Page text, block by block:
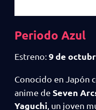
Periodo Azul
Estreno:9 de
Conocido en Japón
anime de Seven
Yaguchi , un joven